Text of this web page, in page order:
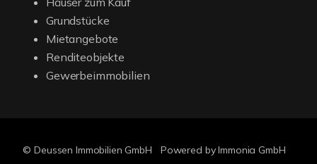
Grundstücke
Mietangebote
Renditeobjekte
Gewerbeimmobilien
© Deussen Immobilien GmbH
Powered by Immonia GmbH